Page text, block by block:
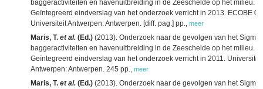
baggeractiviteiten en havenuitbreiding in de Zeeschelde op het milieu.
Geïntegreerd eindverslag van het onderzoek verricht in 2013. ECOBE
Universiteit Antwerpen: Antwerpen. [diff. pag.] pp. meer
Maris, T. et al. (Ed.) (2013). Onderzoek naar de gevolgen van het
baggeractiviteiten en havenuitbreiding in de Zeeschelde op het milieu.
Geïntegreerd eindverslag van het onderzoek verricht in 2011. Universiteit
Antwerpen: Antwerpen. 245 pp. meer
Maris, T. et al. (Ed.) (2013). Onderzoek naar de gevolgen van het